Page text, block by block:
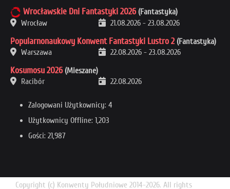
Wrocławskie Dni Fantastyki 2026 (Fantastyka)
Wrocław
21.08.2026 - 23.08.2026
Popularnonaukowy Konwent Fantastyki Lustro 2 (Fantastyka)
Warszawa
22.08.2026 - 23.08.2026
Kosumosu 2026 (Mieszane)
Racibór
22.08.2026
Zalogowani Użytkownicy: 4
Użytkownicy Offline: 1,203
Gości: 21,987
Copyright (c) Konwenty Południowe 2014-2026. All rights